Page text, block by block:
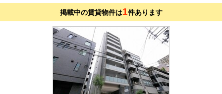
通勤通学時間から
物件特集から
不動産会社から
TOP
掲載中の賃貸物件は1件あります